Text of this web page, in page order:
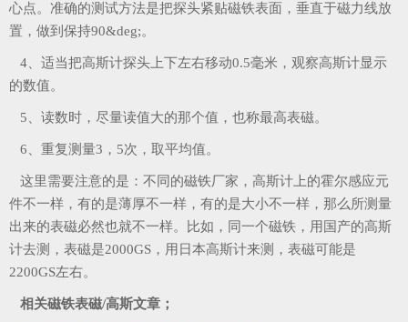
心点。准确的测试方法是把探头紧贴磁铁表面，垂直于磁力线放
置，做到保持90&deg;。
4、适当把高斯计探头上下左右移动0.5毫米，观察高斯计显示
的数值。
5、读数时，尽量读值大的那个值，也称最高表磁。
6、重复测量3，5次，取平均值。
这里需要注意的是：不同的磁铁厂家，高斯计上的霍尔感应元
件不一样，有的是薄厚不一样，有的是大小不一样，那么所测量
出来的表磁必然也就不一样。比如，同一个磁铁，用国产的高斯
计去测，表磁是2000GS，用日本高斯计来测，表磁可能是
2200GS左右。
相关磁铁表磁/高斯文章；